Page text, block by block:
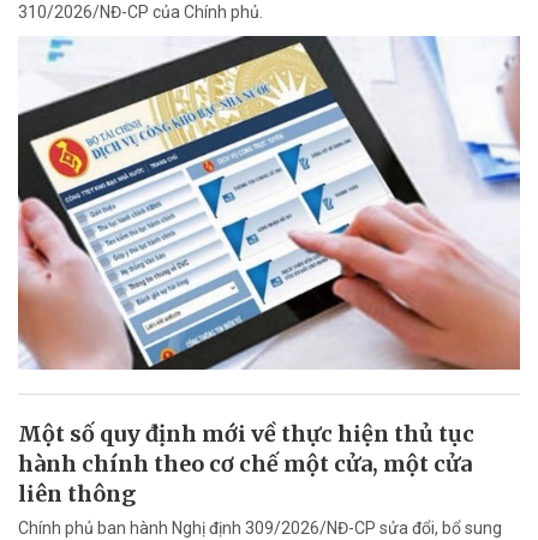
310/2026/NĐ-CP của Chính phủ.
Một số quy định mới về thực hiện thủ tục
hành chính theo cơ chế một cửa, một cửa
liên thông
Chính phủ ban hành Nghị định 309/2026/NĐ-CP sửa đổi, bổ sung